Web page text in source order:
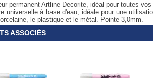
permanent Artline Decorite, idéal pour toutes
universelle à base d'eau, idéale pour une
le plastique et le métal. Pointe 3,0mm.
ASSOCIÉS